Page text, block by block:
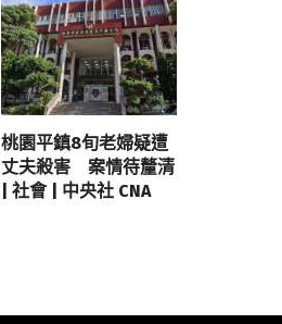
桃園平鎮8旬老婦疑遭
丈夫殺害 案情待釐清
| 社會 | 中央社 CNA